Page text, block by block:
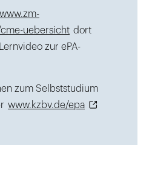
www.zm-
uebersicht dort
zur ePA-
zum Selbststudium
www.kzbv.de/epa